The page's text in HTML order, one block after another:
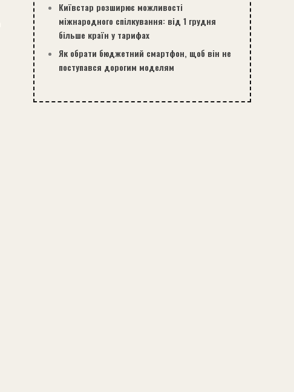
Київстар розширює можливості
міжнародного спілкування: від 1 грудня
більше країн у тарифах
Як обрати бюджетний смартфон, щоб він не
поступався дорогим моделям